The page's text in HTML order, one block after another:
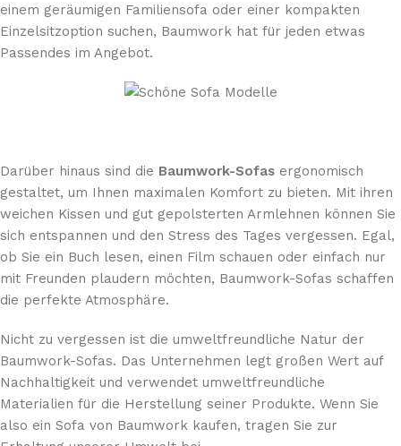
einem geräumigen Familiensofa oder einer kompakten
Einzelsitzoption suchen, Baumwork hat für jeden etwas
Passendes im Angebot.
Darüber hinaus sind die Baumwork-Sofas ergonomisch
gestaltet, um Ihnen maximalen Komfort zu bieten. Mit ihren
weichen Kissen und gut gepolsterten Armlehnen können Sie
sich entspannen und den Stress des Tages vergessen. Egal,
ob Sie ein Buch lesen, einen Film schauen oder einfach nur
mit Freunden plaudern möchten, Baumwork-Sofas schaffen
die perfekte Atmosphäre.
Nicht zu vergessen ist die umweltfreundliche Natur der
Baumwork-Sofas. Das Unternehmen legt großen Wert auf
Nachhaltigkeit und verwendet umweltfreundliche
Materialien für die Herstellung seiner Produkte. Wenn Sie
also ein Sofa von Baumwork kaufen, tragen Sie zur